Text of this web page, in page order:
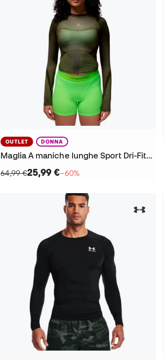
OUTLET DONNA
Maglia A maniche lunghe Sport Dri-Fit Graphic Top da Donna
64,99 €25,99 €−60%